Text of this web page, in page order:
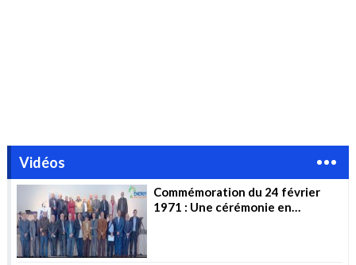
Vidéos
Commémoration du 24 février
1971 : Une cérémonie en